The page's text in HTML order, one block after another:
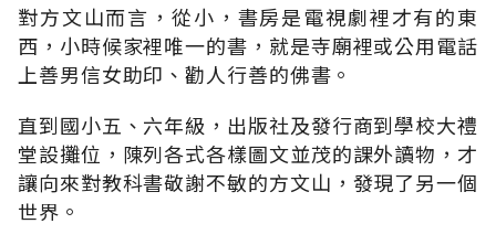
對方文山而言，從小，書房是電視劇裡才有的東
西，小時候家裡唯一的書，就是寺廟裡或公用電話
上善男信女助印、勸人行善的佛書。
直到國小五、六年級，出版社及發行商到學校大禮
堂設攤位，陳列各式各樣圖文並茂的課外讀物，才
讓向來對教科書敬謝不敏的方文山，發現了另一個
世界。